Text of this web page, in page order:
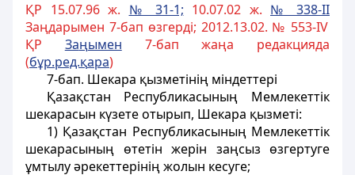
ҚР 15.07.96 ж. № 31-1; 10.07.02 ж. № 338-II
Заңдарымен 7-бап өзгерді; 2012.13.02. № 553-IV
ҚР Заңымен 7-бап жаңа редакцияда
(бұр.ред.қара)
7-бап. Шекара қызметiнiң мiндеттерi
Қазақстан Республикасының Мемлекеттiк
шекарасын күзете отырып, Шекара қызметi:
1) Қазақстан Республикасының Мемлекеттiк
шекарасының өтетін жерін заңсыз өзгертуге
ұмтылу әрекеттерінің жолын кесуге;